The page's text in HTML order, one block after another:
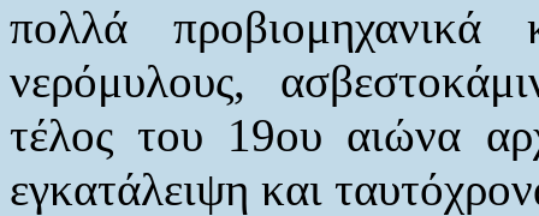
πολλά προβιομηχανικά
νερόμυλους,
τέλος του 19ου αιώνα
εγκατάλειψη και